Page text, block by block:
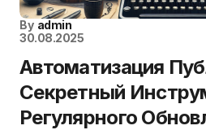
By admin
30.08.2025
Автоматизация
Секретный
Регулярного